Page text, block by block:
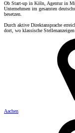
Ob Start-up in Köln, Agentur in
Unternehmen im gesamten
besetzen.
Durch aktive Direktansprache
dort, wo klassische
Aachen